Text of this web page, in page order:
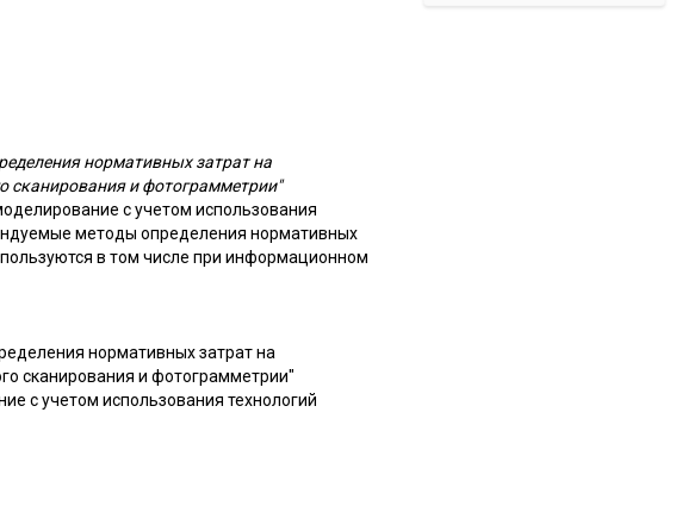
нормативных затрат на
сканирования и фотограмметрии"
с учетом использования
методы определения нормативных
в том числе при информационном
нормативных затрат на
сканирования и фотограмметрии"
с учетом использования технологий